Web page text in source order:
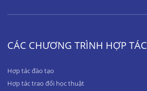
CÁC CHƯƠNG TRÌNH HỢP TÁC
Hợp tác đào tạo
Hợp tác trao đổi học thuật